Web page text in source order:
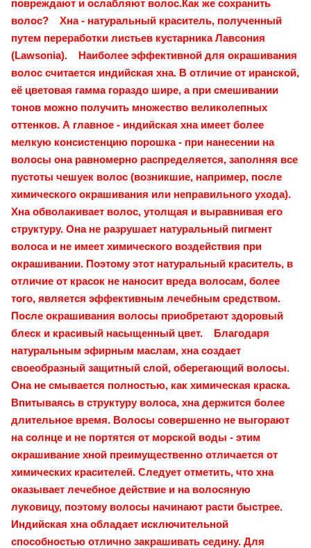
повреждают и ослабляют волос.Как же сохранить
волос? Хна - натуральный краситель, полученный
путем переработки листьев кустарника Лавсония
(Lawsonia). Наиболее эффективной для окрашивания
волос считается индийская хна. В отличие от иранской,
её цветовая гамма гораздо шире, а при смешивании
тонов можно получить множество великолепных
оттенков. А главное - индийская хна имеет более
мелкую консистенцию порошка - при нанесении на
волосы она равномерно распределяется, заполняя все
пустоты чешуек волос (возникшие, например, после
химического окрашивания или неправильного ухода).
Хна обволакивает волос, утолщая и выравнивая его
структуру. Она не разрушает натуральный пигмент
волоса и не имеет химического воздействия при
окрашивании. Поэтому этот натуральный краситель, в
отличие от красок не наносит вреда волосам, более
того, является эффективным лечебным средством.
После окрашивания волосы приобретают здоровый
блеск и красивый насыщенный цвет. Благодаря
натуральным эфирным маслам, хна создает
своеобразный защитный слой, оберегающий волосы.
Она не смывается полностью, как химическая краска.
Впитываясь в структуру волоса, хна держится более
длительное время. Волосы совершенно не выгорают
на солнце и не портятся от морской воды - этим
окрашивание хной преимущественно отличается от
химических красителей. Следует отметить, что хна
оказывает лечебное действие и на волосяную
луковицу, поэтому волосы начинают расти быстрее.
Индийская хна обладает исключительной
способностью отлично закрашивать седину. Для